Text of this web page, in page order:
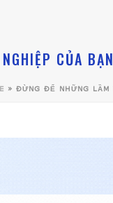
CỦA
» ĐỪNG ĐỂ NHỮNG LẦM